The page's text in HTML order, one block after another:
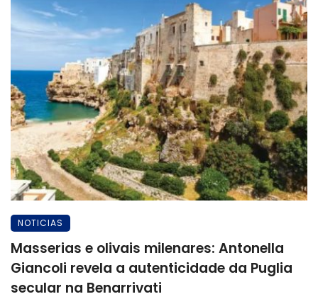
NOTICIAS
Masserias e olivais milenares: Antonella
Giancoli revela a autenticidade da Puglia
secular na Benarrivati